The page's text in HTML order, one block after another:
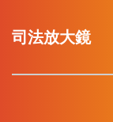
司法放大鏡